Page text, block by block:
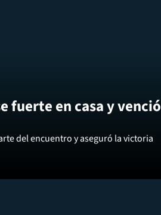
fuerte en casa y venció
del encuentro y aseguró la victoria